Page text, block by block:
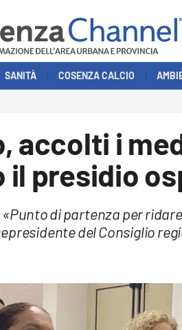
SANITÀ COSENZA CALCIO
accolti i
il presidio
di partenza per
del Consiglio